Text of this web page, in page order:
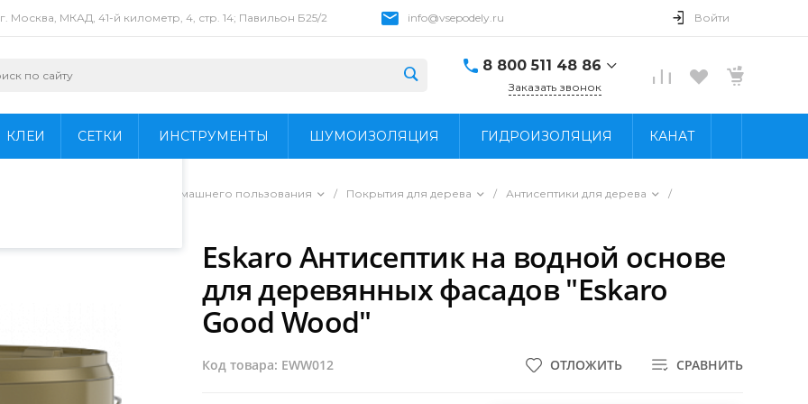
и
.
г. Москва, МКАД, 41-й километр, 4, стр. 14; Павильон Б25/2 info@vsepodely.ru Войти
8 800 511 48 86
г. Москва, МКАД, 41-
14; Павильон Б25/2
info@vsepodely.ru
Заказать звонок
КЛЕИ СЕТКИ ИНСТРУМЕНТЫ ШУМОИЗОЛЯЦИЯ ГИДРОИЗОЛЯЦИЯ КАНАТ
для профессионального и домашнего пользования / Покрытия для дерева / Антисептики для дерева
/
"Eskaro Good Wood"
Eskaro Антисептик на водной основе
для деревянных фасадов "Eskaro
Good Wood"
Код товара: EWW012 СРАВНИТЬ
ОТЛОЖИТЬ